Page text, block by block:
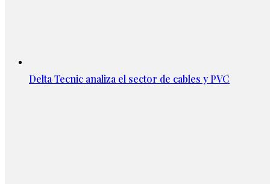
Delta Tecnic analiza el sector de cables y PVC